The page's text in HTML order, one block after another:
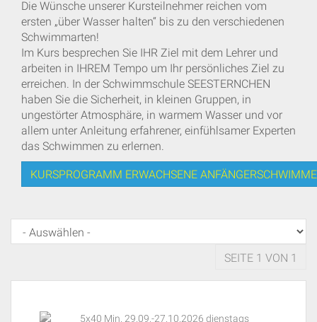
Die Wünsche unserer Kursteilnehmer reichen vom
ersten „über Wasser halten“ bis zu den verschiedenen
Schwimmarten!
Im Kurs besprechen Sie IHR Ziel mit dem Lehrer und
arbeiten in IHREM Tempo um Ihr persönliches Ziel zu
erreichen. In der Schwimmschule SEESTERNCHEN
haben Sie die Sicherheit, in kleinen Gruppen, in
ungestörter Atmosphäre, in warmem Wasser und vor
allem unter Anleitung erfahrener, einfühlsamer Experten
das Schwimmen zu erlernen.
KURSPROGRAMM ERWACHSENE
SEITE 1 VON 1